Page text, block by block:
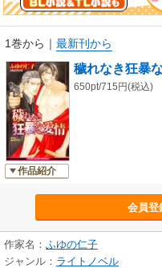
1巻から ｜ 最新刊から
作品紹介
穢れなき狂暴
650pt/715円(税込)
会員登
作家名： ふゆの仁子
ジャンル： ライトノベル